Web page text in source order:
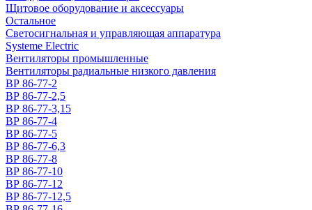
Щитовое оборудование и аксессуары
Остальное
Светосигнальная и управляющая аппаратура
Systeme Electric
Вентиляторы промышленные
Вентиляторы радиальные низкого давления
ВР 86-77-2
ВР 86-77-2,5
ВР 86-77-3,15
ВР 86-77-4
ВР 86-77-5
ВР 86-77-6,3
ВР 86-77-8
ВР 86-77-10
ВР 86-77-12
ВР 86-77-12,5